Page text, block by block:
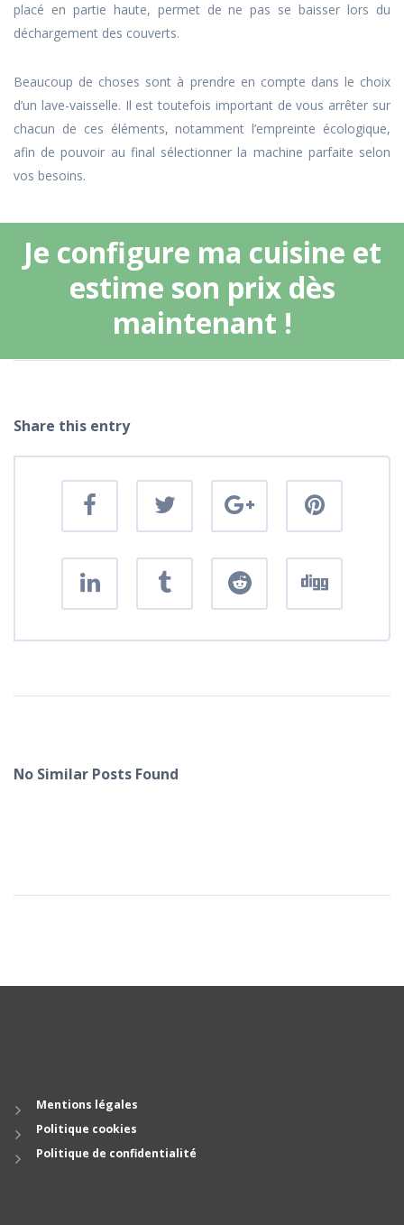
placé en partie haute, permet de ne pas se baisser lors du
déchargement des couverts.
Beaucoup de choses sont à prendre en compte dans le choix
d’un lave-vaisselle. Il est toutefois important de vous arrêter sur
chacun de ces éléments, notamment l’empreinte écologique,
afin de pouvoir au final sélectionner la machine parfaite selon
vos besoins.
Je configure ma cuisine et
estime son prix dès
maintenant !
Share this entry
No Similar Posts Found
Mentions légales
Politique cookies
Politique de confidentialité